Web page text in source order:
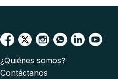
¿Quiénes somos?
Contáctanos